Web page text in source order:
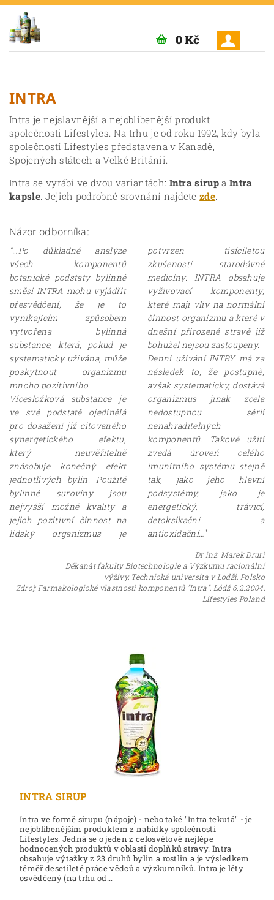
0 Kč
INTRA
Intra je nejslavnější a nejoblíbenější produkt
společnosti Lifestyles. Na trhu je od roku 1992, kdy byla
společností Lifestyles představena v Kanadě,
Spojených státech a Velké Británii.
Intra se vyrábí ve dvou variantách: Intra sirup aIntra
kapsle. Jejich podrobné srovnání najdetezde.
Názor odborníka:
"…Po důkladné analýze
všech komponentů
botanické podstaty bylinné
směsi INTRA mohu vyjádřit
přesvědčení, že je to
vynikajícím způsobem
vytvořena bylinná
substance, která, pokud je
systematicky uživána, může
poskytnout organizmu
mnoho pozitivního.
Vícesložková substance je
ve své podstatě ojedinělá
pro dosažení již citovaného
synergetického efektu,
který neuvěřitelně
znásobuje konečný efekt
jednotlivých bylin. Použité
bylinné suroviny jsou
nejvyšší možné kvality a
jejich pozitivní činnost na
lidský organizmus je
potvrzen tisíciletou
zkušeností starodávné
medicíny. INTRA obsahuje
vyživovací komponenty,
které maji vliv na normální
činnost organizmu a které v
dnešní přirozené stravě již
bohužel nejsou zastoupeny.
Denní užívání INTRY má za
následek to, že postupně,
avšak systematicky, dostává
organizmus jinak zcela
nedostupnou sérii
nenahraditelných
komponentů. Takové užití
zvedá úroveň celého
imunitního systému stejně
tak, jako jeho hlavní
podsystémy, jako je
energetický, trávicí,
detoksikační a
antioxidační…"
Dr inż. Marek Druri
Děkanát fakulty Biotechnologie a Výzkumu racionální
výživy, Technická universita v Lodži, Polsko
Zdroj: Farmakologické vlastnosti komponentů "Intra", Łódź 6.2.2004,
Lifestyles Poland
INTRA SIRUP
Intra ve formě sirupu (nápoje) - nebo také "Intra tekutá" - je
nejoblíbenějším produktem z nabídky společnosti
Lifestyles. Jedná se o jeden z celosvětově nejlépe
hodnocených produktů v oblasti doplňků stravy. Intra
obsahuje výtažky z 23 druhů bylin a rostlin a je výsledkem
téměř desetileté práce vědců a výzkumníků. Intra je léty
osvědčený (na trhu od...